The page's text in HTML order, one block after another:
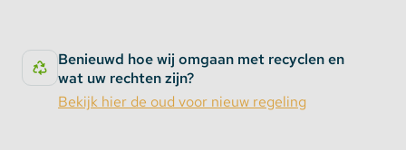
Diameter: 50mm max.
Technische specificaties
Benieuwd hoe wij omgaan met recyclen en
wat uw rechten zijn?
Bekijk hier de oud voor nieuw regeling